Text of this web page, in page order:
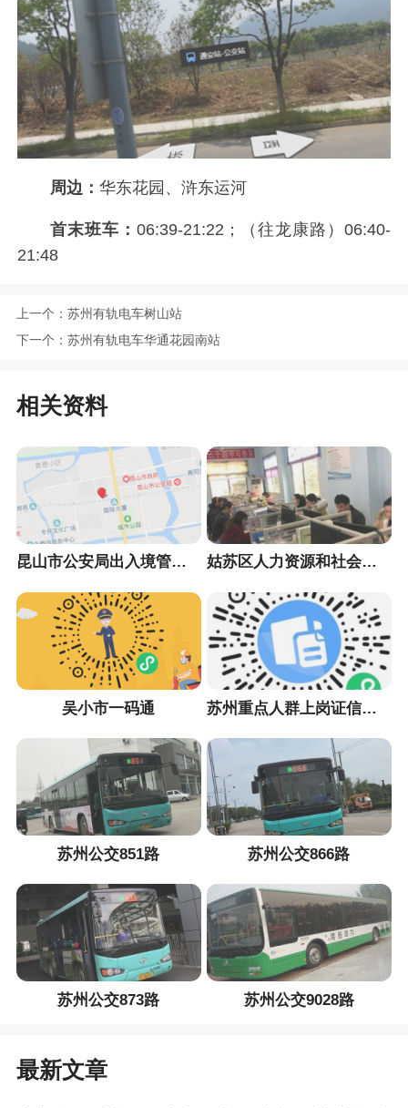
周边： 华东花园、浒东运河
首末班车： 06:39-21:22；（往龙康路）06:40-
21:48
上一个： 苏州有轨电车树山站
下一个： 苏州有轨电车华通花园南站
相关资料
昆山市公安局出入境管理大队 姑苏区人力资源和社会保障局
吴小市一码通 苏州重点人群上岗证信息采集小程序
苏州公交851路 苏州公交866路
苏州公交873路 苏州公交9028路
最新文章